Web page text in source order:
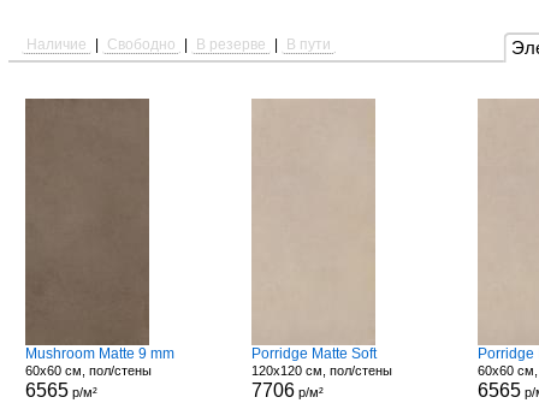
Наличие Свободно В резерве В пути
Mushroom Matte 9 mm
60x60 см, пол/стены
6565р/м²
Porridge Matte Soft
120x120 см, пол/стены
7706 р/м²
Porridge
60x60
6565 р/